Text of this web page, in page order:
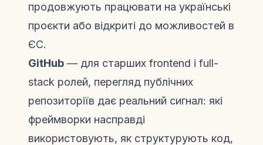
продовжують працювати на українські
проєкти або відкриті до можливостей в
ЄС.
GitHub — для старших frontend і full-
stack ролей, перегляд публічних
репозиторіїв дає реальний сигнал: які
фреймворки насправді
використовують, як структурують код,